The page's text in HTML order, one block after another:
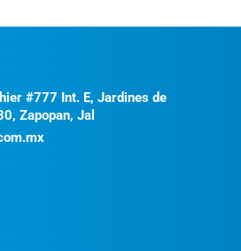
#777 Int. E, Jardines de
Zapopan, Jal